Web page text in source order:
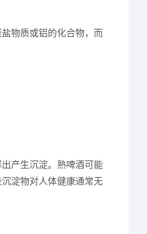
物质或铝的化合物，而
产生沉淀。熟啤酒可能
淀物对人体健康通常无